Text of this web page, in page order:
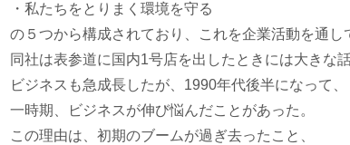
・私たちをとりまく環境を守る
の５つから構成されており、これを企業活動を通し
同社は表参道に国内1号店を出したときには大きな話
ビジネスも急成長したが、1990年代後半になって、
一時期、ビジネスが伸び悩んだことがあった。
この理由は、初期のブームが過ぎ去ったこと、